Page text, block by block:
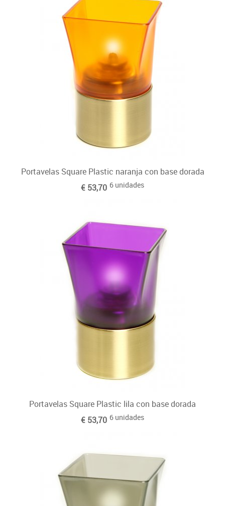
Portavelas Square Plastic naranja con base dorada
€ 53,70 6 unidades
Portavelas Square Plastic lila con base dorada
€ 53,70 6 unidades